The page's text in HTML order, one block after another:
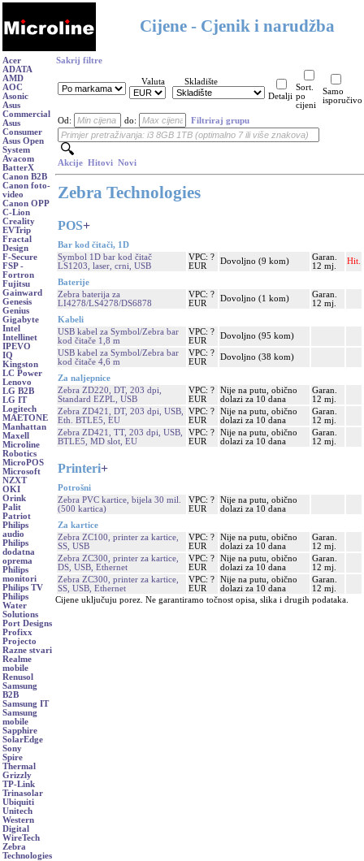
Cijene - Cjenik i narudžba
Acer
ADATA
AMD
AOC
Asonic
Asus
Commercial
Asus
Consumer
Asus Open
System
Avacom
BatterX
Canon B2B
Canon foto-
video
Canon OPP
C-Lion
Creality
EVTrip
Fractal
Design
F-Secure
FSP -
Fortron
Fujitsu
Gainward
Genesis
Genius
Gigabyte
Intel
Intellinet
IPEVO
IQ
Kingston
LC Power
Lenovo
LG B2B
LG IT
Logitech
MAETONE
Manhattan
Maxell
Microline
Robotics
MicroPOS
Microsoft
NZXT
OKI
Orink
Palit
Patriot
Philips
audio
Philips
dodatna
oprema
Philips
monitori
Philips TV
Philips
Water
Solutions
Port Designs
Profixx
Projecto
Razne stvari
Realme
mobile
Renusol
Samsung
B2B
Samsung IT
Samsung
mobile
Sapphire
SolarEdge
Sony
Spire
Thermal
Grizzly
TP-Link
Trinasolar
Ubiquiti
Unitech
Western
Digital
WireTech
Zebra
Technologies
Sakrij filtre
Valuta
Skladište
Detalji
Sort.
po
cijeni
Samo
isporučivo
Od: do: Filtriraj grupu
Akcije Hitovi Novi
Zebra Technologies
POS+
Bar kod čitači, 1D
Symbol 1D bar kod čitač
LS1203, laser, crni, USB
VPC: ?
EUR
Dovoljno (9 kom)
Garan.
12 mj.
Hit.
Baterije
Zebra baterija za
LI4278/LS4278/DS6878
VPC: ?
EUR
Dovoljno (1 kom)
Garan.
12 mj.
Kabeli
USB kabel za Symbol/Zebra bar
kod čitače 1,8 m
VPC: ?
EUR
Dovoljno (95 kom)
USB kabel za Symbol/Zebra bar
kod čitače 4,6 m
VPC: ?
EUR
Dovoljno (38 kom)
Za naljepnice
Zebra ZD220, DT, 203 dpi,
Standard EZPL, USB
VPC: ?
EUR
Nije na putu, obično
dolazi za 10 dana
Garan.
12 mj.
Zebra ZD421, DT, 203 dpi, USB,
Eth. BTLE5, EU
VPC: ?
EUR
Nije na putu, obično
dolazi za 10 dana
Garan.
12 mj.
Zebra ZD421, TT, 203 dpi, USB,
BTLE5, MD slot, EU
VPC: ?
EUR
Nije na putu, obično
dolazi za 10 dana
Garan.
12 mj.
Printeri+
Potrošni
Zebra PVC kartice, bijela 30 mil.
(500 kartica)
VPC: ?
EUR
Nije na putu, obično
dolazi za 10 dana
Za kartice
Zebra ZC100, printer za kartice,
SS, USB
VPC: ?
EUR
Nije na putu, obično
dolazi za 10 dana
Garan.
12 mj.
Zebra ZC300, printer za kartice,
DS, USB, Ethernet
VPC: ?
EUR
Nije na putu, obično
dolazi za 10 dana
Garan.
12 mj.
Zebra ZC300, printer za kartice,
SS, USB, Ethernet
VPC: ?
EUR
Nije na putu, obično
dolazi za 10 dana
Garan.
12 mj.
Cijene uključuju porez. Ne garantiramo točnost opisa, slika i drugih podataka.